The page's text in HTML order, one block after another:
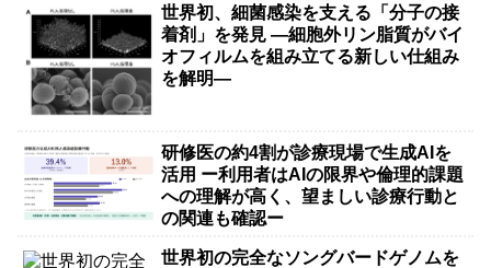
世界初、細菌感染を支える「分子の接
着剤」を発見 ―細胞外リン脂質がバイ
オフィルムを組み立てる新しい仕組み
を解明―
研修医の約4割が診療現場で生成AIを
活用 ー利用者はAIの限界や倫理的課題
への理解が高く、望ましい診療行動と
の関連も確認ー
世界初の完全なソングバードゲノムを